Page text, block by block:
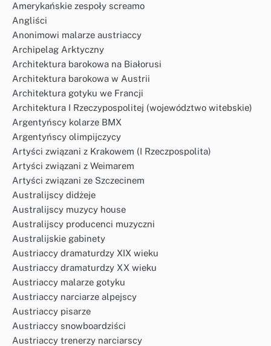
Amerykańskie zespoły screamo
Angliści
Anonimowi malarze austriaccy
Archipelag Arktyczny
Architektura barokowa na Białorusi
Architektura barokowa w Austrii
Architektura gotyku we Francji
Architektura I Rzeczypospolitej (województwo witebskie)
Argentyńscy kolarze BMX
Argentyńscy olimpijczycy
Artyści związani z Krakowem (I Rzeczpospolita)
Artyści związani z Weimarem
Artyści związani ze Szczecinem
Australijscy didżeje
Australijscy muzycy house
Australijscy producenci muzyczni
Australijskie gabinety
Austriaccy dramaturdzy XIX wieku
Austriaccy dramaturdzy XX wieku
Austriaccy malarze gotyku
Austriaccy narciarze alpejscy
Austriaccy pisarze
Austriaccy snowboardziści
Austriaccy trenerzy narciarscy